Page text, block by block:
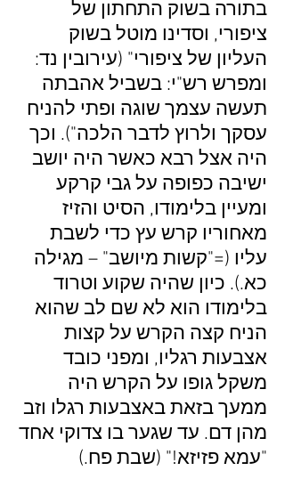
בתורה בשוק התחתון של
ציפורי, וסדינו מוטל בשוק
העליון של ציפורי" (עירובין נד:
ומפרש רש"י: בשביל אהבתה
תעשה עצמך שוגה ופתי להניח
עסקך ולרוץ לדבר הלכה"). וכך
היה אצל רבא כאשר היה יושב
ישיבה כפופה על גבי קרקע
ומעיין בלימודו, הסיט והזיז
מאחוריו קרש עץ כדי לשבת
עליו (="קשות מיושב" – מגילה
כא.). כיון שהיה שקוע וטרוד
בלימודו הוא לא שם לב שהוא
הניח קצה הקרש על קצות
אצבעות רגליו, ומפני כובד
משקל גופו על הקרש היה
ממעך בזאת באצבעות רגלו וזב
מהן דם. עד שגער בו צדוקי אחד
"עמא פזיזא!" (שבת פח.)